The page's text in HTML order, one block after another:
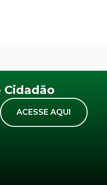
Cidadão
ACESSE AQUI